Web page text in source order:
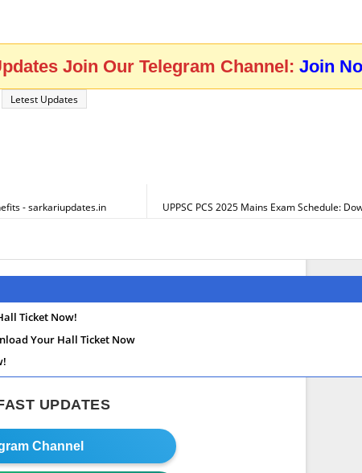
Join Our Telegram Channel: Join
Letest Updates
UPPSC PCS 2025 Mains Exam Schedule:
- sarkariupdates.in
Ticket Now!
Your Hall Ticket Now
UPDATES
Channel